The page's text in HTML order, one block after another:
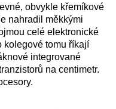
obvykle křemíkové
nahradil měkkými
celé elektronické
kolegové tomu říkají
integrované
na centimetr.